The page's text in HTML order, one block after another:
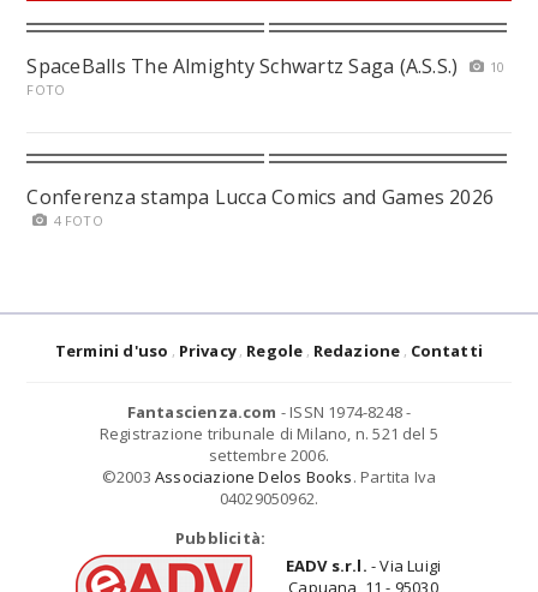
SpaceBalls The Almighty Schwartz Saga (A.S.S.)
10
FOTO
Conferenza stampa Lucca Comics and Games 2026
4 FOTO
Termini d'uso Privacy Regole Redazione Contatti
Fantascienza.com - ISSN 1974-8248 -
Registrazione tribunale di Milano, n. 521 del 5
settembre 2006.
©2003 Associazione Delos Books. Partita Iva
04029050962.
Pubblicità:
EADV s.r.l. - Via Luigi
Capuana, 11 - 95030